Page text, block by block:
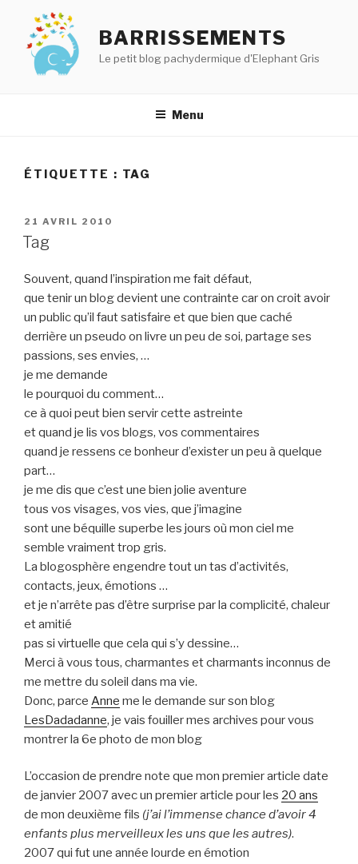
contenu
principal
BARRISSEMENTS
Le petit blog pachydermique d'Elephant Gris
Menu
ÉTIQUETTE : TAG
PUBLIÉ
LE
21 AVRIL 2010
Tag
Souvent, quand l’inspiration me fait défaut,
que tenir un blog devient une contrainte car on croit avoir
un public qu’il faut satisfaire et que bien que caché
derrière un pseudo on livre un peu de soi, partage ses
passions, ses envies, …
je me demande
le pourquoi du comment…
ce à quoi peut bien servir cette astreinte
et quand je lis vos blogs, vos commentaires
quand je ressens ce bonheur d’exister un peu à quelque
part…
je me dis que c’est une bien jolie aventure
tous vos visages, vos vies, que j’imagine
sont une béquille superbe les jours où mon ciel me
semble vraiment trop gris.
La blogosphère engendre tout un tas d’activités,
contacts, jeux, émotions …
et je n’arrête pas d’être surprise par la complicité, chaleur
et amitié
pas si virtuelle que cela qui s’y dessine…
Merci à vous tous, charmantes et charmants inconnus de
me mettre du soleil dans ma vie.
Donc, parce Anne me le demande sur son blog
LesDadadanne, je vais fouiller mes archives pour vous
montrer la 6e photo de mon blog
L’occasion de prendre note que mon premier article date
de janvier 2007 avec un premier article pour les 20 ans
de mon deuxième fils (j’ai l’immense chance d’avoir 4
enfants plus merveilleux les uns que les autres).
2007 qui fut une année lourde en émotion